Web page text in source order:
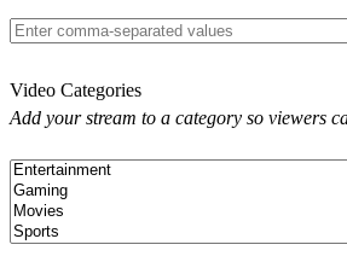
Video Categories
Add your stream to a category so viewers